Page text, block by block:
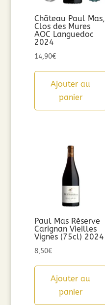
Château Paul Mas,
Clos des Mures
AOC Languedoc
2024
14,90€
Ajouter au
panier
Paul Mas Réserve
Carignan Vieilles
Vignes (75cl) 2024
8,50€
Ajouter au
panier